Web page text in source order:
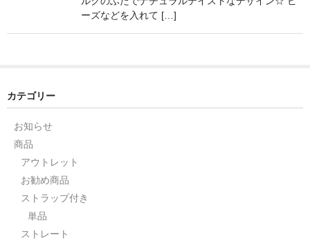
アウトレット
お問い合わせ
ーズなどを入れて […]
カテゴリー
お知らせ
商品
アウトレット
お勧め商品
ストラップ付き
単品
ストレート